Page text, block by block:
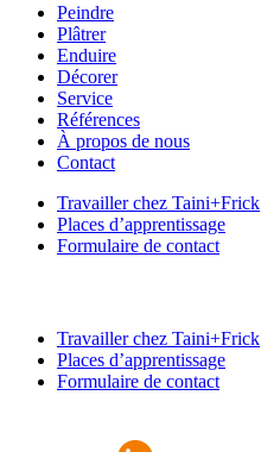
Peindre
Plâtrer
Enduire
Décorer
Service
Références
À propos de nous
Contact
Travailler chez Taini+Frick
Places d’apprentissage
Formulaire de contact
Travailler chez Taini+Frick
Places d’apprentissage
Formulaire de contact